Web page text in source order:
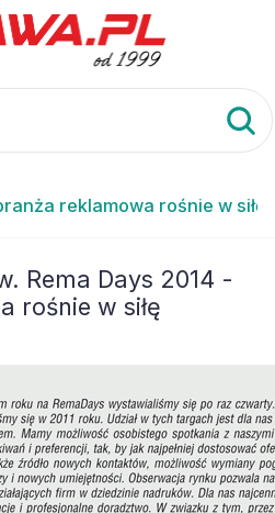
reklamowa rośnie w siłę
Rema Days 2014 -
rośnie w siłę